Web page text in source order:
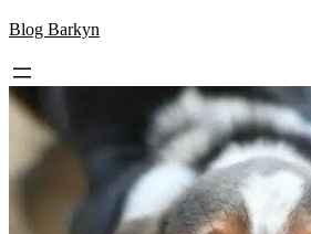
Skip
content
Blog Barkyn